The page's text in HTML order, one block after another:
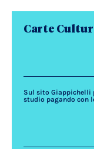
Carte
Sul sito
studio pagando con